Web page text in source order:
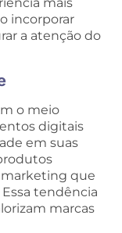
mais
incorporar
a atenção do
o meio
digitais
em suas
marketing que
tendência
marcas